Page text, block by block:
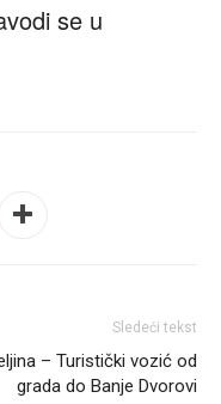
se u
Sledeći tekst
– Turistički vozić od
grada do Banje Dvorovi